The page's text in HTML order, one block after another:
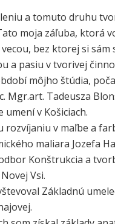
a tomuto druhu
moja záľuba, ktorá
bez ktorej si
a pasiu v tvorivej
môjho štúdia,
Mgr.art. Tadeusza
umení v Košiciach.
rozvíjaniu v maľbe a
maliara Jozefa
Konštrukcia a
Vsi.
Základnú